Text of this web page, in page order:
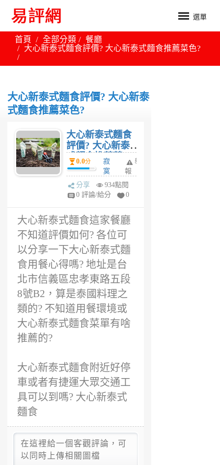
選單
首頁 全部分類
餐廳
大心新泰式麵食評價? 大心新泰式麵食推薦菜色?
大心新泰式麵食評價? 大心新泰
式麵食推薦菜色?
大心新泰式麵食
評價? 大心新泰
式麵食推薦菜
色?
0.0分
寂
寞
旅
人
前
舉
報
分享
934點閱
0 評論/給分
0
大心新泰式麵食這家餐廳
不知道評價如何? 各位可
以分享一下大心新泰式麵
食用餐心得嗎? 地址是台
北市信義區忠孝東路五段
8號B2，算是泰國料理之
類的? 不知道用餐環境或
大心新泰式麵食菜單有啥
推薦的?
大心新泰式麵食附近好停
車或者有捷運大眾交通工
具可以到嗎? 大心新泰式
麵食